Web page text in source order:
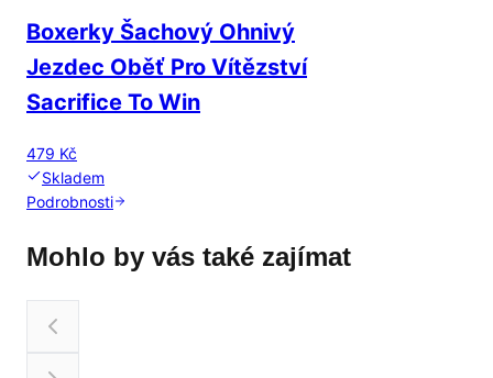
Boxerky Šachový Ohnivý
Jezdec Oběť Pro Vítězství
Sacrifice To Win
479 Kč
Skladem
Podrobnosti
Mohlo by vás také zajímat